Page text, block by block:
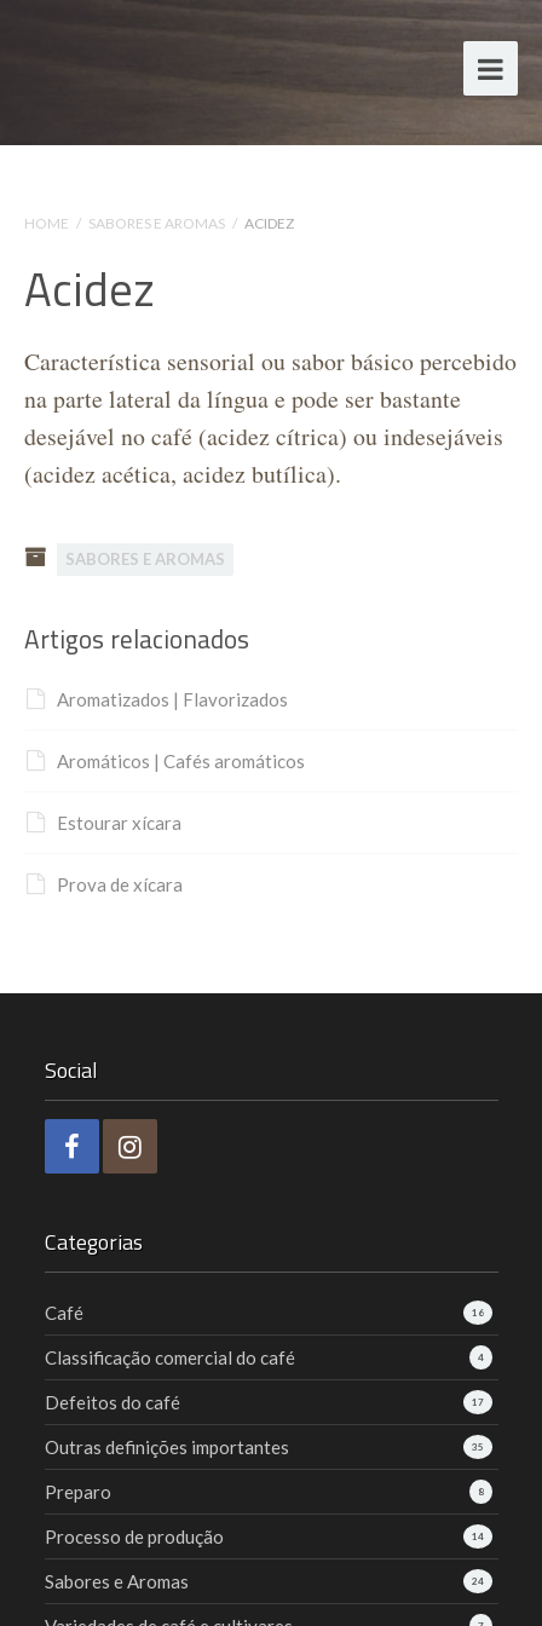
HOME / SABORES E AROMAS / ACIDEZ
Acidez
Característica sensorial ou sabor básico percebido
na parte lateral da língua e pode ser bastante
desejável no café (acidez cítrica) ou indesejáveis
(acidez acética, acidez butílica).
SABORES E AROMAS
Artigos relacionados
Aromatizados | Flavorizados
Aromáticos | Cafés aromáticos
Estourar xícara
Prova de xícara
Social
Categorias
16
Café
4
Classificação comercial do café
17
Defeitos do café
35
Outras definições importantes
8
Preparo
14
Processo de produção
24
Sabores e Aromas